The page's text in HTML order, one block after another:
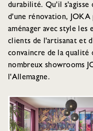
durabilité. Qu'il s'agisse
d'une rénovation,
aménager avec style les
clients de l'artisanat et
convaincre de la qualité
nombreux showrooms
l'Allemagne.